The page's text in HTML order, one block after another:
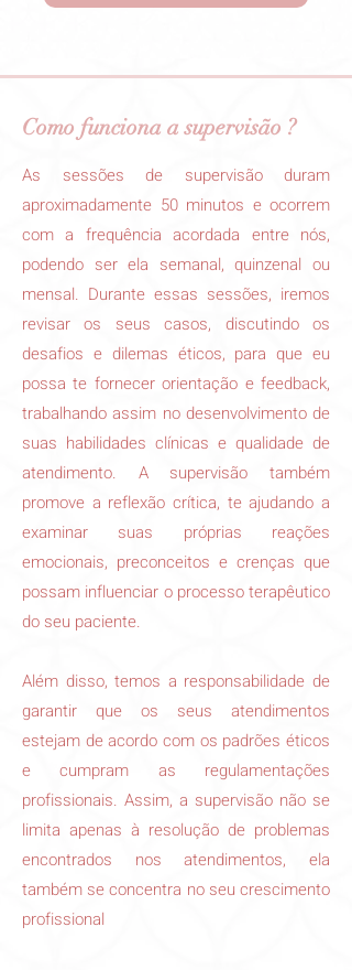
Como funciona a supervisão ?
As sessões de supervisão duram
aproximadamente 50 minutos e ocorrem
com a frequência acordada entre nós,
podendo ser ela semanal, quinzenal ou
mensal. Durante essas sessões, iremos
revisar os seus casos, discutindo os
desafios e dilemas éticos, para que eu
possa te fornecer orientação e feedback,
trabalhando assim no desenvolvimento de
suas habilidades clínicas e qualidade de
atendimento. A supervisão também
promove a reflexão crítica, te ajudando a
examinar suas próprias reações
emocionais, preconceitos e crenças que
possam influenciar o processo terapêutico
do seu paciente.
Além disso, temos a responsabilidade de
garantir que os seus atendimentos
estejam de acordo com os padrões éticos
e cumpram as regulamentações
profissionais. Assim, a supervisão não se
limita apenas à resolução de problemas
encontrados nos atendimentos, ela
também se concentra no seu crescimento
profissional